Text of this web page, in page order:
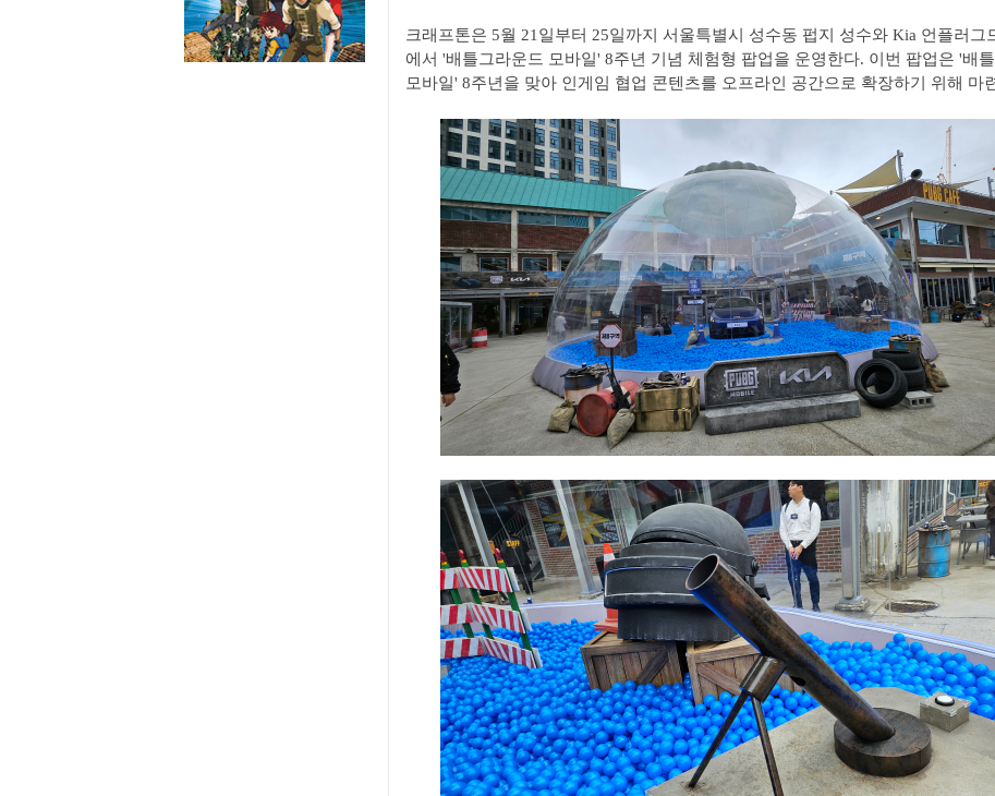
크래프톤은 5월 21일부터 25일까지 서울특별시 성수동 펍지 성수와 Kia 언플러그
에서 '배틀그라운드 모바일' 8주년 기념 체험형 팝업을 운영한다. 이번 팝업은 '배
모바일' 8주년을 맞아 인게임 협업 콘텐츠를 오프라인 공간으로 확장하기 위해 마